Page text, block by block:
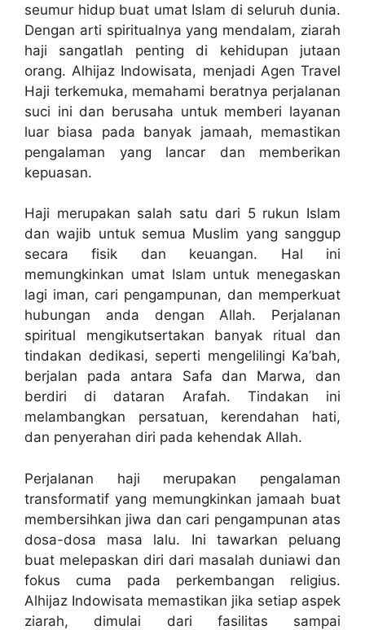
seumur hidup buat umat Islam di seluruh dunia.
Dengan arti spiritualnya yang mendalam, ziarah
haji sangatlah penting di kehidupan jutaan
orang. Alhijaz Indowisata, menjadi Agen Travel
Haji terkemuka, memahami beratnya perjalanan
suci ini dan berusaha untuk memberi layanan
luar biasa pada banyak jamaah, memastikan
pengalaman yang lancar dan memberikan
kepuasan.
Haji merupakan salah satu dari 5 rukun Islam
dan wajib untuk semua Muslim yang sanggup
secara fisik dan keuangan. Hal ini
memungkinkan umat Islam untuk menegaskan
lagi iman, cari pengampunan, dan memperkuat
hubungan anda dengan Allah. Perjalanan
spiritual mengikutsertakan banyak ritual dan
tindakan dedikasi, seperti mengelilingi Ka’bah,
berjalan pada antara Safa dan Marwa, dan
berdiri di dataran Arafah. Tindakan ini
melambangkan persatuan, kerendahan hati,
dan penyerahan diri pada kehendak Allah.
Perjalanan haji merupakan pengalaman
transformatif yang memungkinkan jamaah buat
membersihkan jiwa dan cari pengampunan atas
dosa-dosa masa lalu. Ini tawarkan peluang
buat melepaskan diri dari masalah duniawi dan
fokus cuma pada perkembangan religius.
Alhijaz Indowisata memastikan jika setiap aspek
ziarah, dimulai dari fasilitas sampai